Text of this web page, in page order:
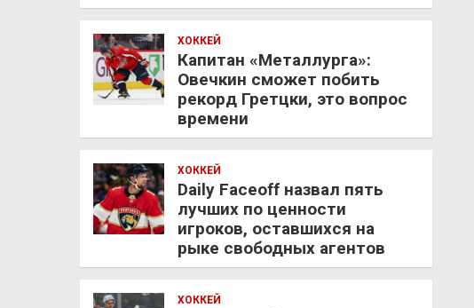
ХОККЕЙ
Капитан «Металлурга»:
Овечкин сможет побить
рекорд Гретцки, это вопрос
времени
ХОККЕЙ
Daily Faceoff назвал пять
лучших по ценности
игроков, оставшихся на
рыке свободных агентов
ХОККЕЙ